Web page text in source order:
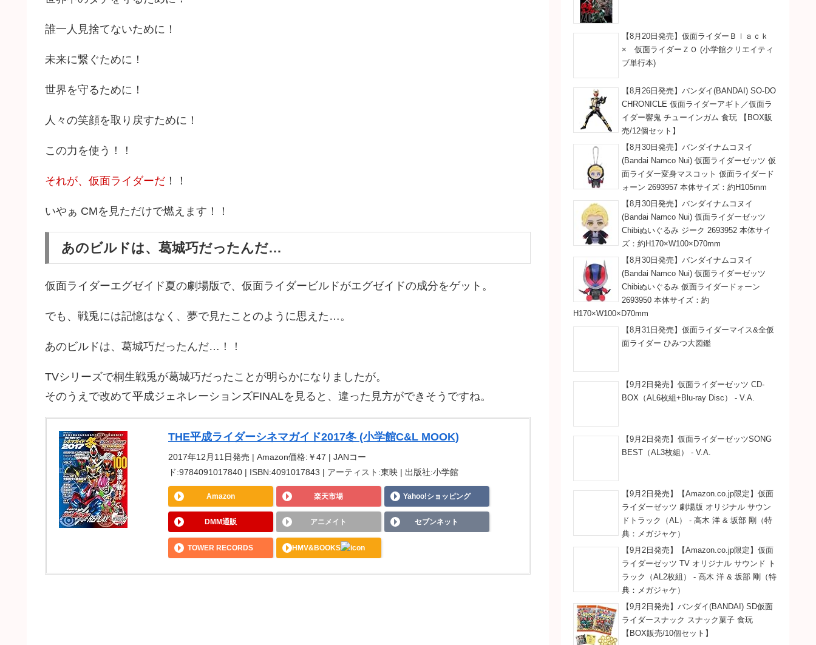
誰一人見捨てないために！
未来に繋ぐために！
世界を守るために！
人々の笑顔を取り戻すために！
この力を使う！！
それが、仮面ライダーだ ！！
いやぁ CMを見ただけで燃えます！！
あのビルドは、葛城巧だったんだ…
仮面ライダーエグゼイド夏の劇場版で、仮面ライダービルドがエグゼイドの成分をゲット。
でも、戦兎には記憶はなく、夢で見たことのように思えた…。
あのビルドは、葛城巧だったんだ…！！
TVシリーズで桐生戦兎が葛城巧だったことが明らかになりましたが。
そのうえで改めて平成ジェネレーションズFINALを見ると、違った見方ができそうですね。
THE平成ライダーシネマガイド2017冬 (小学館C&L MOOK)
2017年12月11日発売 | Amazon価格:￥47 | JANコー
ド:9784091017840 | ISBN:4091017843 | アーティスト:東映 | 出版社:小学館
Amazon 楽天市場 Yahoo!ショッピング
DMM通販 アニメイト セブンネット
TOWER RECORDS HMV&BOOKS
【8月20日発売】仮面ライダーＢｌａｃｋ
× 仮面ライダーＺＯ (小学館クリエイティ
ブ単行本)
【8月26日発売】バンダイ(BANDAI) SO-DO
CHRONICLE 仮面ライダーアギト／仮面ラ
イダー響鬼 チューインガム 食玩 【BOX販
売/12個セット】
【8月30日発売】バンダイナムコヌイ
(Bandai Namco Nui) 仮面ライダーゼッツ 仮
面ライダー変身マスコット 仮面ライダード
ォーン 2693957 本体サイズ：約H105mm
【8月30日発売】バンダイナムコヌイ
(Bandai Namco Nui) 仮面ライダーゼッツ
Chibiぬいぐるみ ジーク 2693952 本体サイ
ズ：約H170×W100×D70mm
【8月30日発売】バンダイナムコヌイ
(Bandai Namco Nui) 仮面ライダーゼッツ
Chibiぬいぐるみ 仮面ライダードォーン
2693950 本体サイズ：約
H170×W100×D70mm
【8月31日発売】仮面ライダーマイス&全仮
面ライダー ひみつ大図鑑
【9月2日発売】仮面ライダーゼッツ CD-
BOX（AL6枚組+Blu-ray Disc） - V.A.
【9月2日発売】仮面ライダーゼッツSONG
BEST（AL3枚組） - V.A.
【9月2日発売】【Amazon.co.jp限定】仮面
ライダーゼッツ 劇場版 オリジナル サウン
ドトラック（AL） - 高木 洋 & 坂部 剛（特
典：メガジャケ）
【9月2日発売】【Amazon.co.jp限定】仮面
ライダーゼッツ TV オリジナル サウンド ト
ラック（AL2枚組） - 高木 洋 & 坂部 剛（特
典：メガジャケ）
【9月2日発売】バンダイ(BANDAI) SD仮面
ライダースナック スナック菓子 食玩
【BOX販売/10個セット】